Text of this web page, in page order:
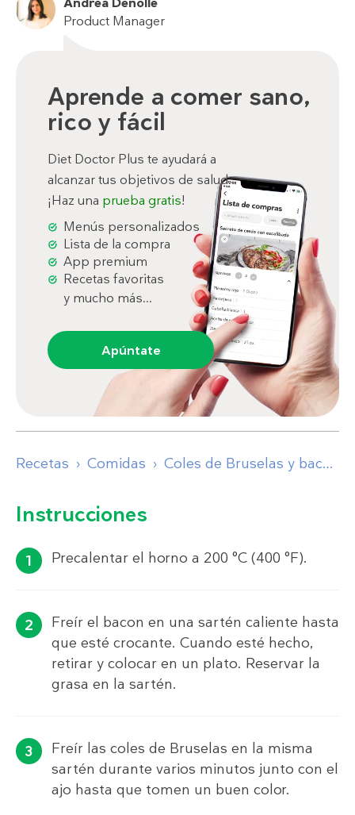
Product Manager
Aprende a comer sano,
rico y fácil
Diet Doctor Plus te ayudará a
alcanzar tus objetivos de salud.
¡Haz una prueba gratis!
Menús personalizados
Lista de la compra
App premium
Recetas favoritas
y mucho más...
Apúntate
Recetas Comidas Coles de Bruselas y bacon en una cremosa salsa de queso parmesano
Instrucciones
Precalentar el horno a 200 °C (400 °F).
Freír el bacon en una sartén caliente hasta
que esté crocante. Cuando esté hecho,
retirar y colocar en un plato. Reservar la
grasa en la sartén.
Freír las coles de Bruselas en la misma
sartén durante varios minutos junto con el
ajo hasta que tomen un buen color.